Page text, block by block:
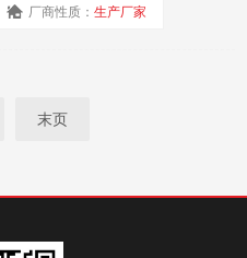
厂商性质：生产厂家
末页